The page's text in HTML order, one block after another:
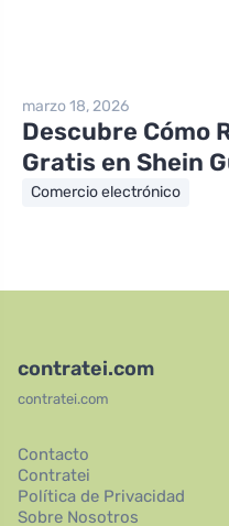
marzo 18, 2026
Descubre Cómo
Gratis en Shein
Comercio electrónico
contratei.com
contratei.com
Contacto
Contratei
Política de Privacidad
Sobre Nosotros